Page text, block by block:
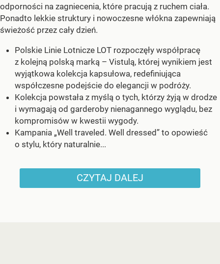
odporności na zagniecenia, które pracują z ruchem ciała.
Ponadto lekkie struktury i nowoczesne włókna zapewniają
świeżość przez cały dzień.
Polskie Linie Lotnicze LOT rozpoczęły współpracę
z kolejną polską marką – Vistulą, której wynikiem jest
wyjątkowa kolekcja kapsułowa, redefiniująca
współczesne podejście do elegancji w podróży.
Kolekcja powstała z myślą o tych, którzy żyją w drodze
i wymagają od garderoby nienagannego wyglądu, bez
kompromisów w kwestii wygody.
Kampania „Well traveled. Well dressed” to opowieść
o stylu, który naturalnie...
CZYTAJ DALEJ